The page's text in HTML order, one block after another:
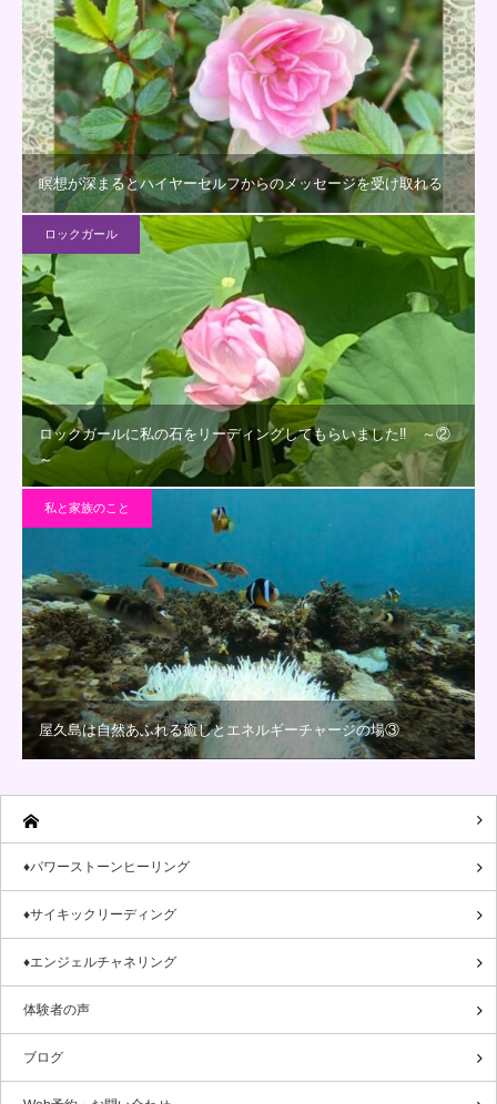
瞑想が深まるとハイヤーセルフからのメッセージを受け取れる
ロックガール
ロックガールに私の石をリーディングしてもらいました‼ ～②
～
私と家族のこと
屋久島は自然あふれる癒しとエネルギーチャージの場③
♦パワーストーンヒーリング
♦サイキックリーディング
♦エンジェルチャネリング
体験者の声
ブログ